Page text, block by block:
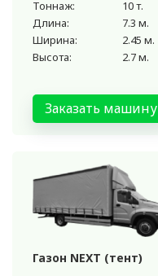
Тоннаж:
10 т.
Длина:
7.3 м.
Ширина:
2.45 м.
Высота:
2.7 м.
Заказать машину
Газон NEXT (тент)